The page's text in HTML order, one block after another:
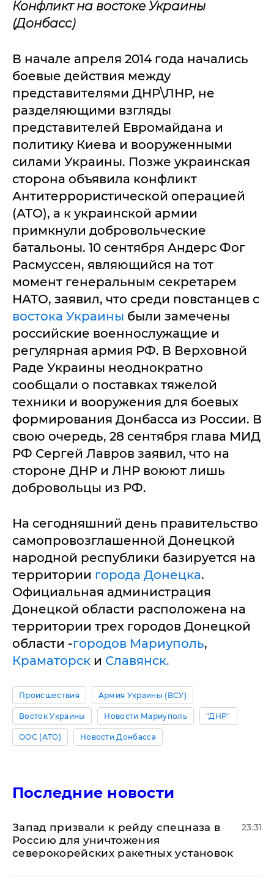
Конфликт на востоке Украины
(Донбасс)
В начале апреля 2014 года начались
боевые действия между
представителями ДНР\ЛНР, не
разделяющими взгляды
представителей Евромайдана и
политику Киева и вооруженными
силами Украины. Позже украинская
сторона объявила конфликт
Антитеррористической операцией
(АТО), а к украинской армии
примкнули добровольческие
батальоны. 10 сентября Андерс Фог
Расмуссен, являющийся на тот
момент генеральным секретарем
НАТО, заявил, что среди повстанцев с
востока Украины были замечены
российские военнослужащие и
регулярная армия РФ. В Верховной
Раде Украины неоднократно
сообщали о поставках тяжелой
техники и вооружения для боевых
формирования Донбасса из России. В
свою очередь, 28 сентября глава МИД
РФ Сергей Лавров заявил, что на
стороне ДНР и ЛНР воюют лишь
добровольцы из РФ.
На сегодняшний день правительство
самопровозглашенной Донецкой
народной республики базируется на
территории города Донецка.
Официальная администрация
Донецкой области расположена на
территории трех городов Донецкой
области -городов Мариуполь,
Краматорск и Славянск.
Происшествия Армия Украины (ВСУ)
Восток Украины Новости Мариуполь "ДНР"
ООС (АТО) Новости Донбасса
Последние новости
Запад призвали к рейду спецназа в
Россию для уничтожения
северокорейских ракетных установок
23:31